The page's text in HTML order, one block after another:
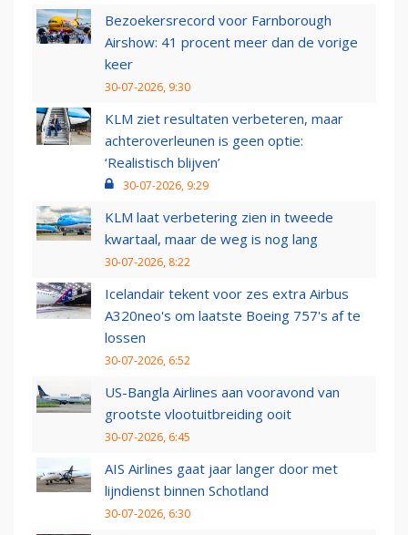
Bezoekersrecord voor Farnborough
Airshow: 41 procent meer dan de vorige
keer
30-07-2026, 9:30
KLM ziet resultaten verbeteren, maar
achteroverleunen is geen optie:
‘Realistisch blijven’
30-07-2026, 9:29
KLM laat verbetering zien in tweede
kwartaal, maar de weg is nog lang
30-07-2026, 8:22
Icelandair tekent voor zes extra Airbus
A320neo's om laatste Boeing 757's af te
lossen
30-07-2026, 6:52
US-Bangla Airlines aan vooravond van
grootste vlootuitbreiding ooit
30-07-2026, 6:45
AIS Airlines gaat jaar langer door met
lijndienst binnen Schotland
30-07-2026, 6:30